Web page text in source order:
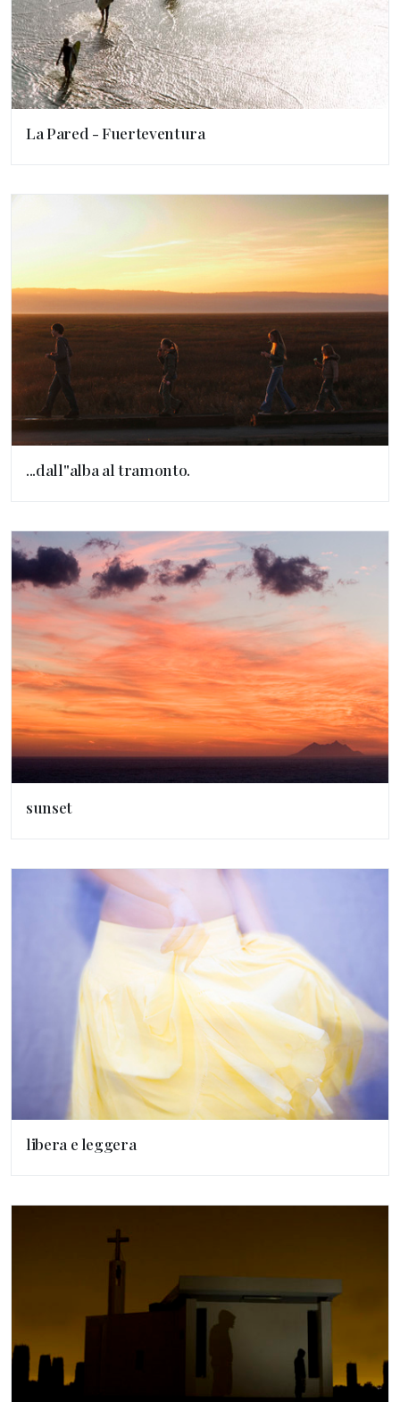
La Pared - Fuerteventura
...dall''alba al tramonto.
sunset
libera e leggera